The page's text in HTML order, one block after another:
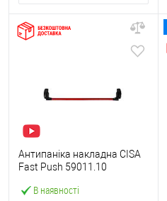
В наявності
Антипаніка накладна CISA
Fast Push 59011.10
штангою 900 мм червона